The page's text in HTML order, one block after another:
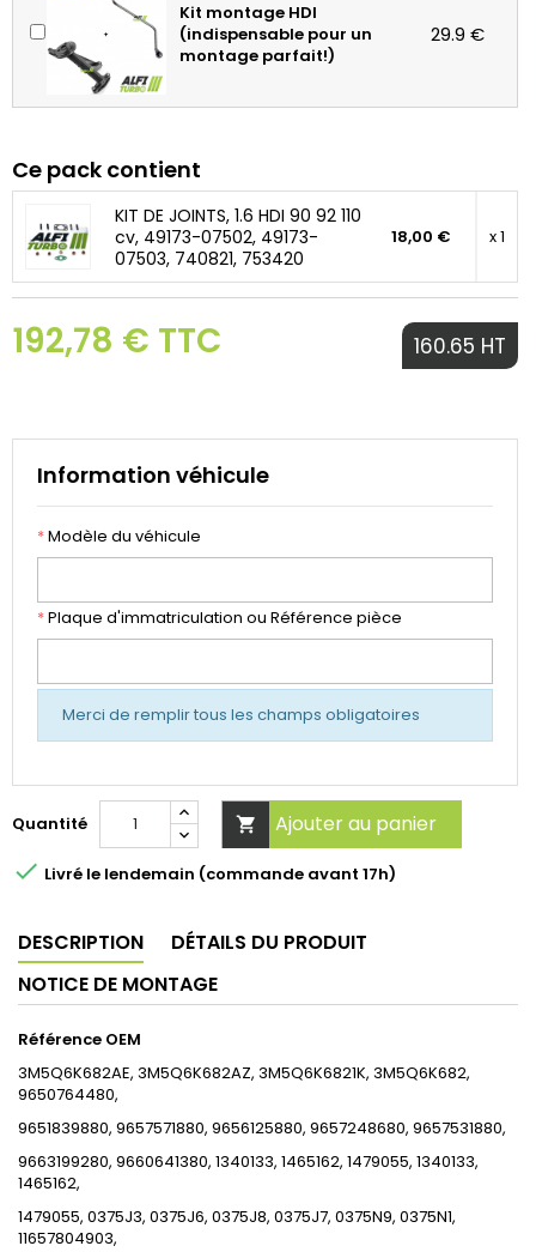
Kit montage HDI
(indispensable pour un
montage parfait!)
29.9 €
Ce pack contient
KIT DE JOINTS, 1.6 HDI 90 92 110
cv, 49173-07502, 49173-
07503, 740821, 753420
18,00 € x 1
192,78 € TTC 160.65 HT
Information véhicule
*Modèle du véhicule
*Plaque d'immatriculation ou Référence pièce
Merci de remplir tous les champs obligatoires
Quantité  Ajouter au panier
 Livré le lendemain (commande avant 17h)
DESCRIPTION
DÉTAILS DU PRODUIT
NOTICE DE MONTAGE
Référence OEM
3M5Q6K682AE, 3M5Q6K682AZ, 3M5Q6K6821K, 3M5Q6K682,
9650764480,
9651839880, 9657571880, 9656125880, 9657248680, 9657531880,
9663199280, 9660641380, 1340133, 1465162, 1479055, 1340133,
1465162,
1479055, 0375J3, 0375J6, 0375J8, 0375J7, 0375N9, 0375N1,
11657804903,